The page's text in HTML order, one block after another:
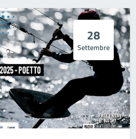
28
Settembre